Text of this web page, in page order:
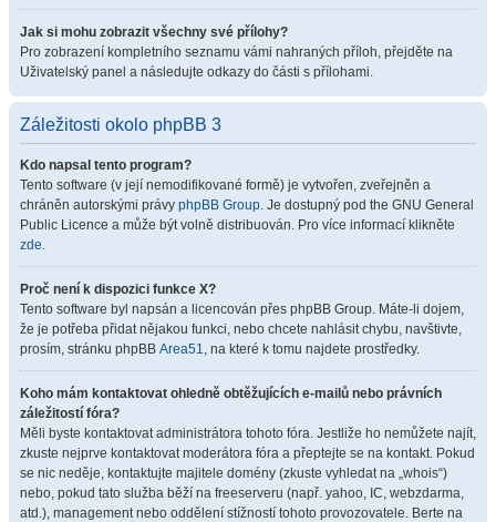
Jak si mohu zobrazit všechny své přílohy?
Pro zobrazení kompletního seznamu vámi nahraných příloh, přejděte na
Uživatelský panel a následujte odkazy do části s přílohami.
Záležitosti okolo phpBB 3
Kdo napsal tento program?
Tento software (v její nemodifikované formě) je vytvořen, zveřejněn a
chráněn autorskými právy phpBB Group. Je dostupný pod the GNU General
Public Licence a může být volně distribuován. Pro více informací klikněte
zde.
Proč není k dispozici funkce X?
Tento software byl napsán a licencován přes phpBB Group. Máte-li dojem,
že je potřeba přidat nějakou funkci, nebo chcete nahlásit chybu, navštivte,
prosím, stránku phpBB Area51, na které k tomu najdete prostředky.
Koho mám kontaktovat ohledně obtěžujících e-mailů nebo právních
záležitostí fóra?
Měli byste kontaktovat administrátora tohoto fóra. Jestliže ho nemůžete najít,
zkuste nejprve kontaktovat moderátora fóra a přeptejte se na kontakt. Pokud
se nic neděje, kontaktujte majitele domény (zkuste vyhledat na „whois“)
nebo, pokud tato služba běží na freeserveru (např. yahoo, IC, webzdarma,
atd.), management nebo oddělení stížností tohoto provozovatele. Berte na